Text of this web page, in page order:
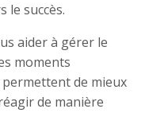
le succès.
aider à gérer le
moments
de mieux
de manière